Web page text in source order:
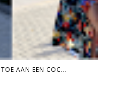
AAN EEN COC...